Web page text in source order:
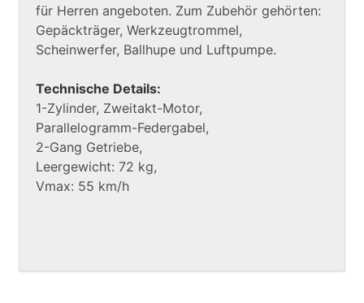
für Herren angeboten. Zum Zubehör gehörten:
Gepäckträger, Werkzeugtrommel,
Scheinwerfer, Ballhupe und Luftpumpe.
Technische Details:
1-Zylinder, Zweitakt-Motor,
Parallelogramm-Federgabel,
2-Gang Getriebe,
Leergewicht: 72 kg,
Vmax: 55 km/h